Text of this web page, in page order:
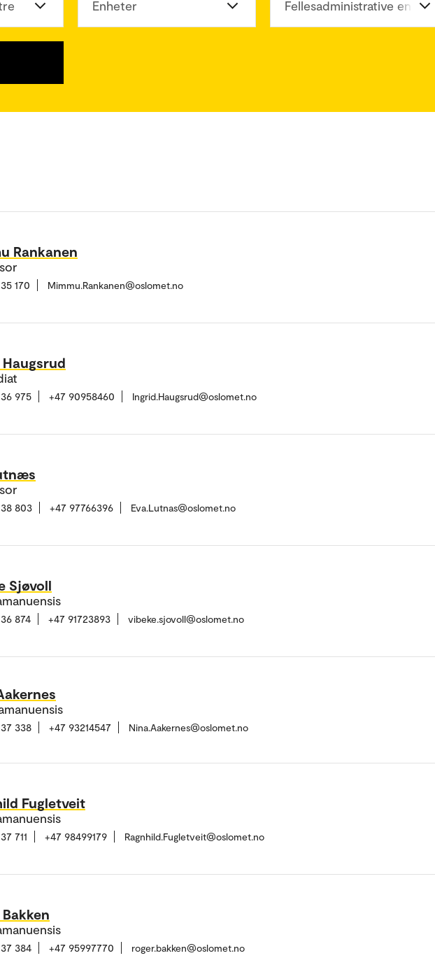
Enheter Fellesadministrative enheter
Rankanen
170 Mimmu.Rankanen@oslomet.no
975 +47 90958460 Ingrid.Haugsrud@oslomet.no
803 +47 97766396 Eva.Lutnas@oslomet.no
Sjøvoll
874 +47 91723893 vibeke.sjovoll@oslomet.no
338 +47 93214547 Nina.Aakernes@oslomet.no
Fugletveit
711 +47 98499179 Ragnhild.Fugletveit@oslomet.no
Bakken
384 +47 95997770 roger.bakken@oslomet.no